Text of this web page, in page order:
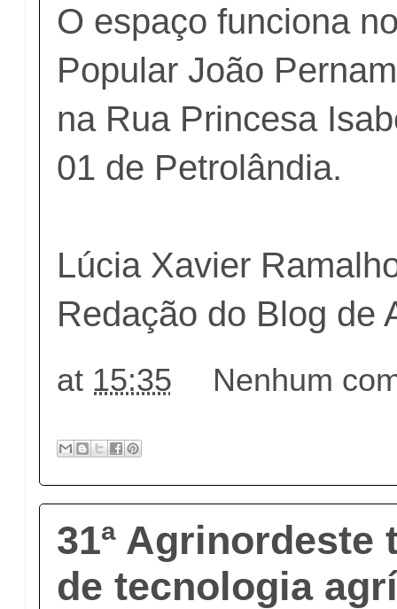
O espaço funciona
Popular João
na Rua Princesa
01 de Petrolândia.
Lúcia Xavier
Redação do Blog de
at 15:35 Nenhum
31ª Agrinordeste
de tecnologia